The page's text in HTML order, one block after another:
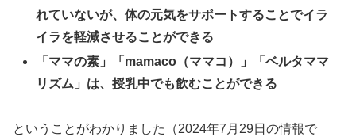
れていないが、体の元気をサポートすることでイラ
イラを軽減させることができる
「ママの素」「mamaco（ママコ）」「ベルタママ
リズム」は、授乳中でも飲むことができる
ということがわかりました（2024年7月29日の情報で